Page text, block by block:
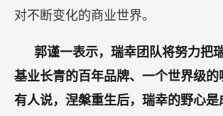
对不断变化的商业世界。
郭谨一表示，瑞幸团队将努力把
基业长青的百年品牌、一个世界级的
有人说，涅槃重生后，瑞幸的野心是